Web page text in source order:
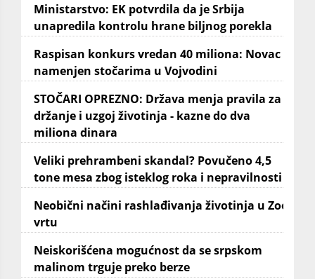
Ministarstvo: EK potvrdila da je Srbija
unapredila kontrolu hrane biljnog porekla
Raspisan konkurs vredan 40 miliona: Novac
namenjen stočarima u Vojvodini
STOČARI OPREZNO: Država menja pravila za
držanje i uzgoj životinja - kazne do dva
miliona dinara
Veliki prehrambeni skandal? Povučeno 4,5
tone mesa zbog isteklog roka i nepravilnosti
Neobični načini rashlađivanja životinja u Zoo
vrtu
Neiskorišćena mogućnost da se srpskom
malinom trguje preko berze